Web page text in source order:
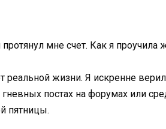
мне счет. Как я проучила
жизни. Я искренне
постах на форумах или
пятницы.